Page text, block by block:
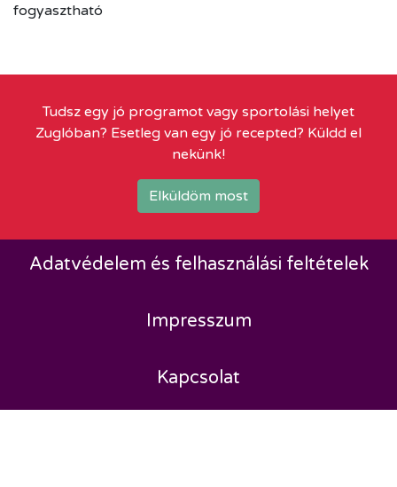
fogyasztható
Tudsz egy jó programot vagy sportolási helyet
Zuglóban? Esetleg van egy jó recepted? Küldd el
nekünk!
Elküldöm most
Adatvédelem és felhasználási feltételek
Impresszum
Kapcsolat